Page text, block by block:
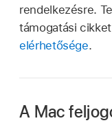
rendelkezésre.
támogatási
elérhetősége.
A Mac